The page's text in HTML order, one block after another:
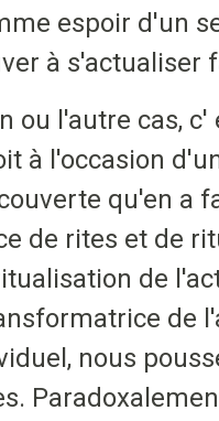
espoir d'un
à s'actualiser
ou l'autre cas,
à l'occasion
qu'en a
de rites et de
de
de
nous